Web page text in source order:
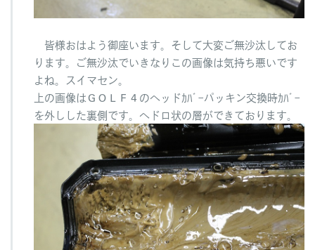
皆様おはよう御座います。そして大変ご無沙汰してお
ります。ご無沙汰でいきなりこの画像は気持ち悪いです
よね。スイマセン。
上の画像はＧＯＬＦ４のヘッドｶﾊﾞｰパッキン交換時ｶﾊﾞｰ
を外しした裏側です。ヘドロ状の層ができております。